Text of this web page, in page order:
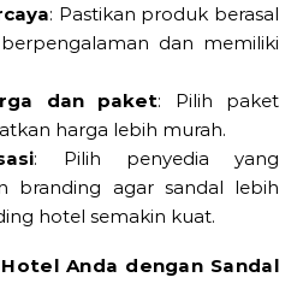
: Pastikan produk berasal
dan memiliki
dan paket: Pilih paket
harga lebih murah.
: Pilih penyedia yang
branding agar sandal lebih
hotel semakin kuat.
Anda dengan Sandal